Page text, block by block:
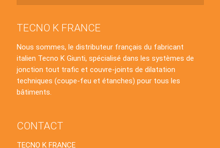
TECNO K FRANCE
Nous sommes, le distributeur français du fabricant
italien Tecno K Giunti, spécialisé dans les systèmes de
jonction tout trafic et couvre-joints de dilatation
techniques (coupe-feu et étanches) pour tous les
bâtiments.
CONTACT
TECNO K FRANCE